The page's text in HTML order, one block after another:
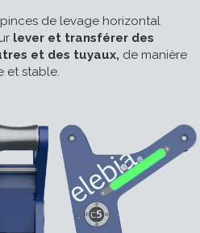
de levage horizontal
lever et transférer des
et des tuyaux, de manière
et stable.